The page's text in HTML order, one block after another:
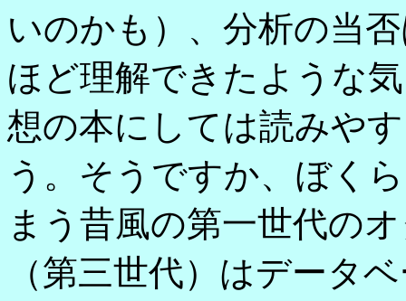
いのかも）、分析の当
ほど理解できたような
想の本にしては読みや
う。そうですか、ぼく
まう昔風の第一世代の
（第三世代）はデータ